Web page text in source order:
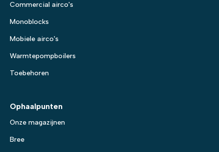
Commercial airco's
Monoblocks
Mobiele airco's
Warmtepompboilers
Toebehoren
Ophaalpunten
Onze magazijnen
Bree